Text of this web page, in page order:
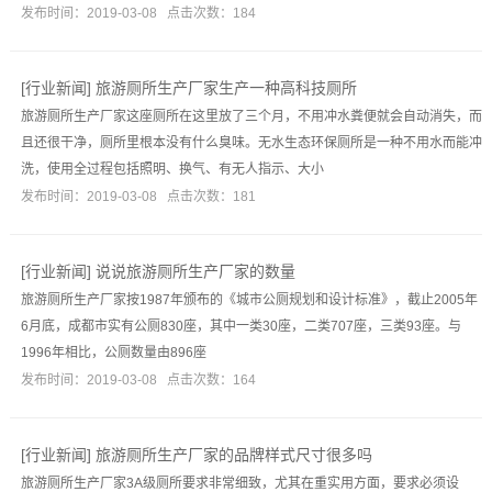
发布时间：2019-03-08 点击次数：184
[行业新闻] 旅游厕所生产厂家生产一种高科技厕所
旅游厕所生产厂家这座厕所在这里放了三个月，不用冲水粪便就会自动消失，而
且还很干净，厕所里根本没有什么臭味。无水生态环保厕所是一种不用水而能冲
洗，使用全过程包括照明、换气、有无人指示、大小
发布时间：2019-03-08 点击次数：181
[行业新闻] 说说旅游厕所生产厂家的数量
旅游厕所生产厂家按1987年颁布的《城市公厕规划和设计标准》，截止2005年
6月底，成都市实有公厕830座，其中一类30座，二类707座，三类93座。与
1996年相比，公厕数量由896座
发布时间：2019-03-08 点击次数：164
[行业新闻] 旅游厕所生产厂家的品牌样式尺寸很多吗
旅游厕所生产厂家3A级厕所要求非常细致，尤其在重实用方面，要求必须设